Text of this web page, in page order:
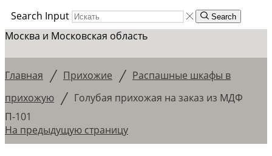
Search Input
Search
Москва и Московская область
Главная / Прихожие / Распашные шкафы в
прихожую / Голубая прихожая на заказ из МДФ
П-101
На предыдущую страницу